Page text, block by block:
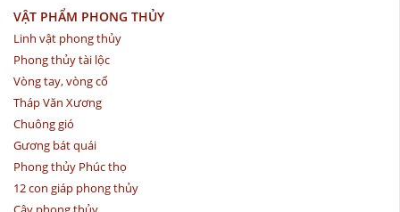
VẬT PHẨM PHONG THỦY
Linh vật phong thủy
Phong thủy tài lộc
Vòng tay, vòng cổ
Tháp Văn Xương
Chuông gió
Gương bát quái
Phong thủy Phúc thọ
12 con giáp phong thủy